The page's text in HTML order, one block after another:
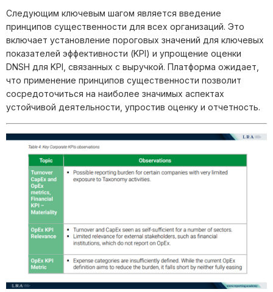
Следующим ключевым шагом является введение
принципов существенности для всех организаций. Это
включает установление пороговых значений для ключевых
показателей эффективности (KPI) и упрощение оценки
DNSH для KPI, связанных с выручкой. Платформа ожидает,
что применение принципов существенности позволит
сосредоточиться на наиболее значимых аспектах
устойчивой деятельности, упростив оценку и отчетность.